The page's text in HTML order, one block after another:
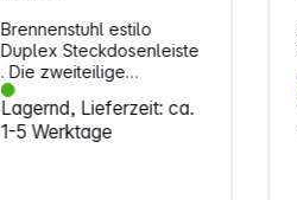
Brennenstuhl estilo
Duplex Steckdosenleiste
. Die zweiteilige
brennenstuhl estilo
Steckdosenleiste mit
zweipoligem Schalter
Lagernd, Lieferzeit: ca.
1-5 Werktage